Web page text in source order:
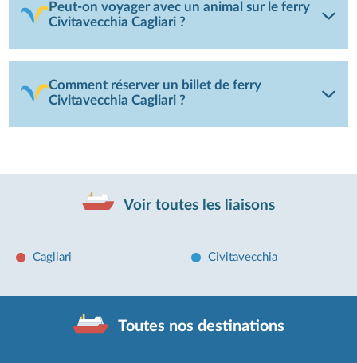
Peut-on voyager avec un animal sur le ferry
Civitavecchia Cagliari ?
Comment réserver un billet de ferry
Civitavecchia Cagliari ?
Voir toutes les liaisons
Cagliari Civitavecchia
Toutes nos destinations